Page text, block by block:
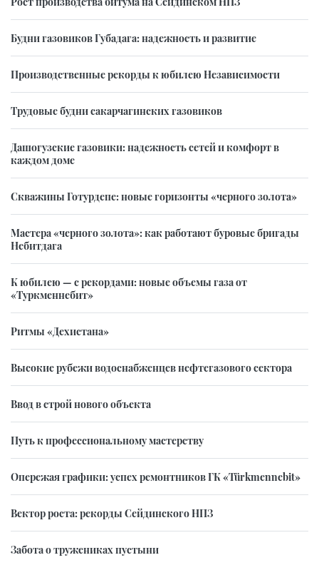
Будни газовиков Губадага: надежность и развитие
Производственные рекорды к юбилею Независимости
Трудовые будни сакарчагинских газовиков
Дашогузские газовики: надежность сетей и комфорт в
каждом доме
Скважины Готурдепе: новые горизонты «черного золота»
Мастера «черного золота»: как работают буровые бригады
Небитдага
К юбилею — с рекордами: новые объемы газа от
«Туркменнебит»
Ритмы «Дехистана»
Высокие рубежи водоснабженцев нефтегазового сектора
Ввод в строй нового объекта
Путь к профессиональному мастерству
Опережая графики: успех ремонтников ГК «Türkmennebit»
Вектор роста: рекорды Сейдинского НПЗ
Забота о тружениках пустыни